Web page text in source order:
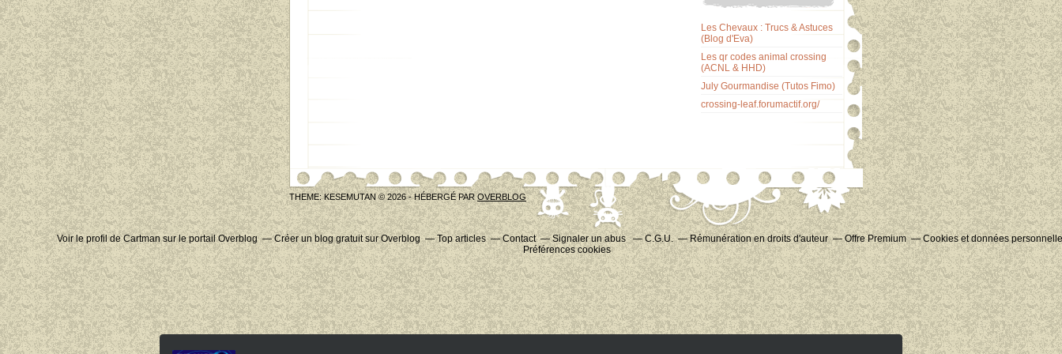
Les Chevaux : Trucs & Astuces
(Blog d'Eva)
Les qr codes animal crossing
(ACNL & HHD)
July Gourmandise (Tutos Fimo)
crossing-leaf.forumactif.org/
THEME: KESEMUTAN © 2026 - HÉBERGÉ PAR OVERBLOG
Voir le profil deCartmansur le portail Overblog Créer un blog gratuit sur Overblog Top articles Contact Signaler un abus C.G.U. Rémunération en droits d'auteur Offre Premium
Cookies et données
Préférences cookies